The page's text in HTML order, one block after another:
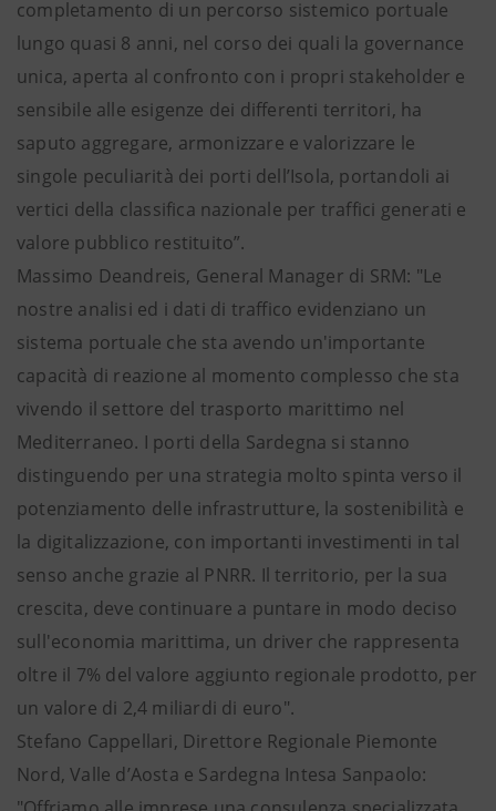
completamento di un percorso sistemico portuale
lungo quasi 8 anni, nel corso dei quali la governance
unica, aperta al confronto con i propri stakeholder e
sensibile alle esigenze dei differenti territori, ha
saputo aggregare, armonizzare e valorizzare le
singole peculiarità dei porti dell’Isola, portandoli ai
vertici della classifica nazionale per traffici generati e
valore pubblico restituito”.
Massimo Deandreis, General Manager di SRM: "Le
nostre analisi ed i dati di traffico evidenziano un
sistema portuale che sta avendo un'importante
capacità di reazione al momento complesso che sta
vivendo il settore del trasporto marittimo nel
Mediterraneo. I porti della Sardegna si stanno
distinguendo per una strategia molto spinta verso il
potenziamento delle infrastrutture, la sostenibilità e
la digitalizzazione, con importanti investimenti in tal
senso anche grazie al PNRR. Il territorio, per la sua
crescita, deve continuare a puntare in modo deciso
sull'economia marittima, un driver che rappresenta
oltre il 7% del valore aggiunto regionale prodotto, per
un valore di 2,4 miliardi di euro".
Stefano Cappellari, Direttore Regionale Piemonte
Nord, Valle d’Aosta e Sardegna Intesa Sanpaolo: